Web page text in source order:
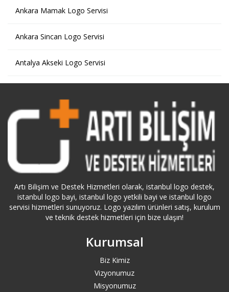
Ankara Mamak Logo Servisi
Ankara Sincan Logo Servisi
Antalya Akseki Logo Servisi
Antalya Kepez Logo Servisi
Antalya Konyaaltı Logo Servisi
Antalya Logo Servisi
Antalya Manavgat Logo Servisi
Ardahan Logo Servisi
Artı Bilişim ve Destek Hizmetleri olarak, istanbul logo destek,
istanbul logo bayi, istanbul logo yetkili bayi ve istanbul logo
servisi hizmetleri sunuyoruz. Logo yazılım ürünleri satış, kurulum
ve teknik destek hizmetleri için bize ulaşın!
Kurumsal
Biz Kimiz
Vizyonumuz
Misyonumuz